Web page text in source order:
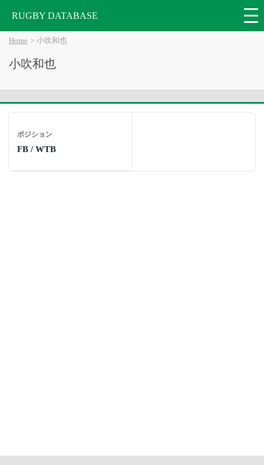
RUGBY DATABASE
Home 小吹和也
小吹和也
ポジション
FB / WTB